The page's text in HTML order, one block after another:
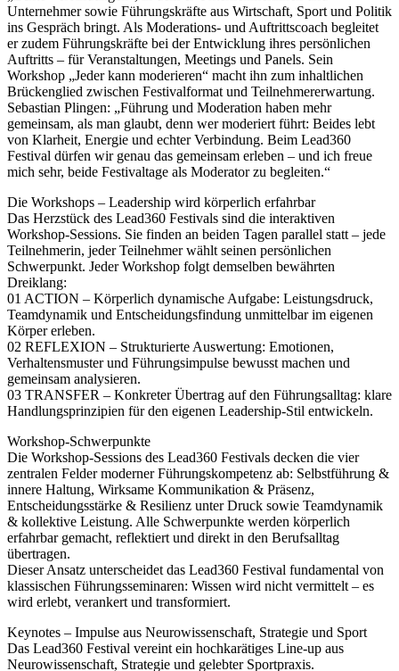
Unternehmer sowie Führungskräfte aus Wirtschaft, Sport und Politik
ins Gespräch bringt. Als Moderations- und Auftrittscoach begleitet
er zudem Führungskräfte bei der Entwicklung ihres persönlichen
Auftritts – für Veranstaltungen, Meetings und Panels. Sein
Workshop „Jeder kann moderieren“ macht ihn zum inhaltlichen
Brückenglied zwischen Festivalformat und Teilnehmererwartung.
Sebastian Plingen: „Führung und Moderation haben mehr
gemeinsam, als man glaubt, denn wer moderiert führt: Beides lebt
von Klarheit, Energie und echter Verbindung. Beim Lead360
Festival dürfen wir genau das gemeinsam erleben – und ich freue
mich sehr, beide Festivaltage als Moderator zu begleiten.“
Die Workshops – Leadership wird körperlich erfahrbar
Das Herzstück des Lead360 Festivals sind die interaktiven
Workshop-Sessions. Sie finden an beiden Tagen parallel statt – jede
Teilnehmerin, jeder Teilnehmer wählt seinen persönlichen
Schwerpunkt. Jeder Workshop folgt demselben bewährten
Dreiklang:
01 ACTION – Körperlich dynamische Aufgabe: Leistungsdruck,
Teamdynamik und Entscheidungsfindung unmittelbar im eigenen
Körper erleben.
02 REFLEXION – Strukturierte Auswertung: Emotionen,
Verhaltensmuster und Führungsimpulse bewusst machen und
gemeinsam analysieren.
03 TRANSFER – Konkreter Übertrag auf den Führungsalltag: klare
Handlungsprinzipien für den eigenen Leadership-Stil entwickeln.
Workshop-Schwerpunkte
Die Workshop-Sessions des Lead360 Festivals decken die vier
zentralen Felder moderner Führungskompetenz ab: Selbstführung &
innere Haltung, Wirksame Kommunikation & Präsenz,
Entscheidungsstärke & Resilienz unter Druck sowie Teamdynamik
& kollektive Leistung. Alle Schwerpunkte werden körperlich
erfahrbar gemacht, reflektiert und direkt in den Berufsalltag
übertragen.
Dieser Ansatz unterscheidet das Lead360 Festival fundamental von
klassischen Führungsseminaren: Wissen wird nicht vermittelt – es
wird erlebt, verankert und transformiert.
Keynotes – Impulse aus Neurowissenschaft, Strategie und Sport
Das Lead360 Festival vereint ein hochkarätiges Line-up aus
Neurowissenschaft, Strategie und gelebter Sportpraxis.